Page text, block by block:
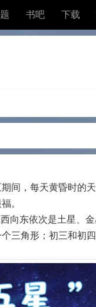
书吧 下载
间，每天黄昏时的
。
向东依次是土星、
三角形；初三和初